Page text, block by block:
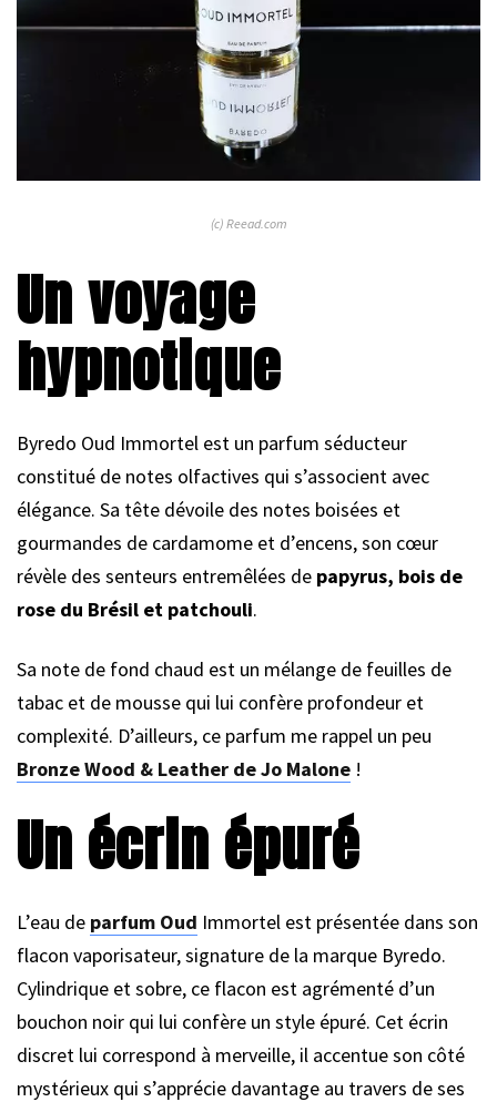
(c) Reead.com
Un voyage
hypnotique
Byredo Oud Immortel est un parfum séducteur
constitué de notes olfactives qui s’associent avec
élégance. Sa tête dévoile des notes boisées et
gourmandes de cardamome et d’encens, son cœur
révèle des senteurs entremêlées de papyrus, bois de
rose du Brésil et patchouli.
Sa note de fond chaud est un mélange de feuilles de
tabac et de mousse qui lui confère profondeur et
complexité. D’ailleurs, ce parfum me rappel un peu
Bronze Wood & Leather de Jo Malone !
Un écrin épuré
L’eau de parfum Oud Immortel est présentée dans son
flacon vaporisateur, signature de la marque Byredo.
Cylindrique et sobre, ce flacon est agrémenté d’un
bouchon noir qui lui confère un style épuré. Cet écrin
discret lui correspond à merveille, il accentue son côté
mystérieux qui s’apprécie davantage au travers de ses